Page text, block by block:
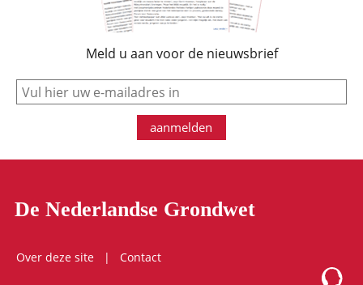
Meld u aan voor de nieuwsbrief
e-mail
aanmelden
De Nederlandse Grondwet
Over deze site
Contact
Logo